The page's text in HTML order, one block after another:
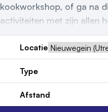
Nieuws
Reviews (5⭐️)
kookworkshop, of ga na
activiteiten met zijn allen
Locatie
Type
Afstand